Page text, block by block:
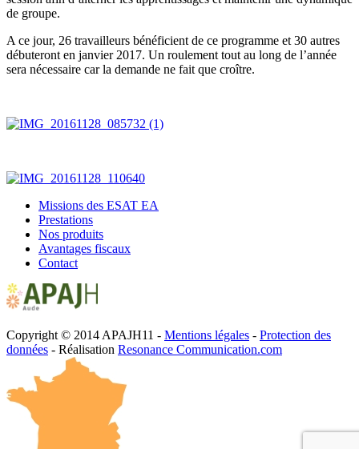
de groupe.
A ce jour, 26 travailleurs bénéficient de ce programme et 30 autres
débuteront en janvier 2017. Un roulement tout au long de l’année
sera nécessaire car la demande ne fait que croître.
Missions des ESAT EA
Prestations
Nos produits
Avantages fiscaux
Contact
Copyright © 2014 APAJH11 - Mentions légales - Protection des
données - Réalisation Resonance Communication.com